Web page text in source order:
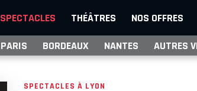
SPECTACLES THÉÂTRES NOS OFFRES
PARIS BORDEAUX NANTES AUTRES
SPECTACLES À LYON